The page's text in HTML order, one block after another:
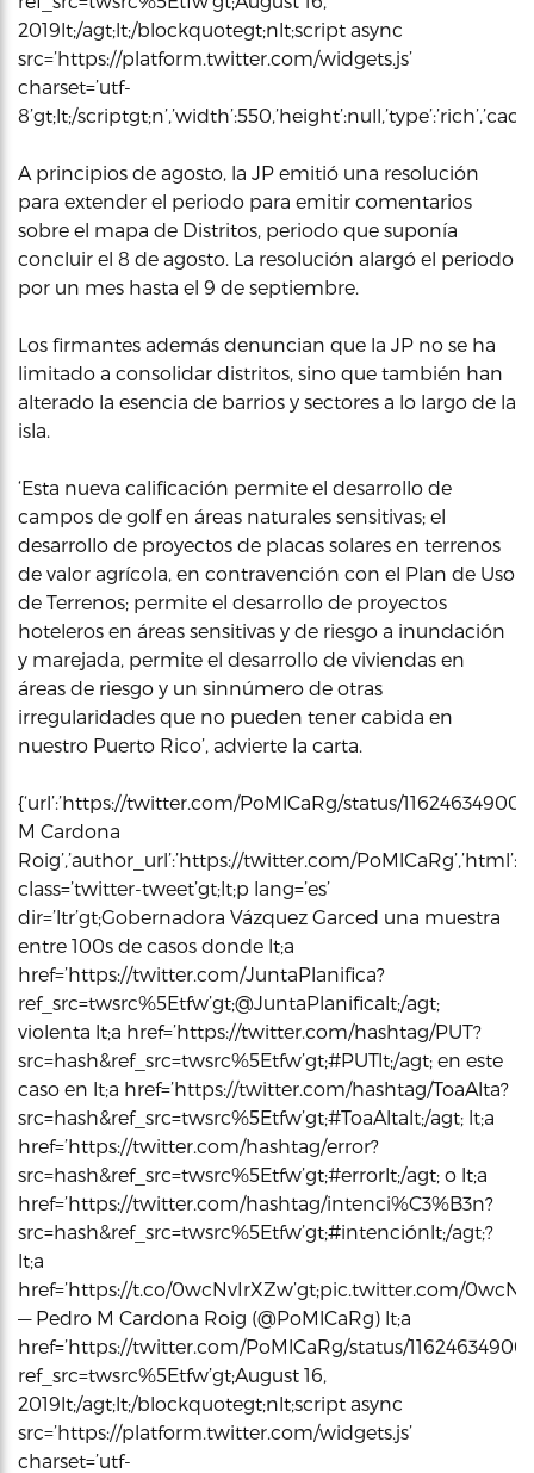
2019lt;/agt;lt;/blockquotegt;nlt;script async
src=’https://platform.twitter.com/widgets.js’
charset=’utf-
8’gt;lt;/
A principios de agosto, la JP emitió una resolución
para extender el periodo para emitir comentarios
sobre el mapa de Distritos, periodo que suponía
concluir el 8 de agosto. La resolución alargó el periodo
por un mes hasta el 9 de septiembre.
Los firmantes además denuncian que la JP no se ha
limitado a consolidar distritos, sino que también han
alterado la esencia de barrios y sectores a lo largo de la
isla.
‘Esta nueva calificación permite el desarrollo de
campos de golf en áreas naturales sensitivas; el
desarrollo de proyectos de placas solares en terrenos
de valor agrícola, en contravención con el Plan de Uso
de Terrenos; permite el desarrollo de proyectos
hoteleros en áreas sensitivas y de riesgo a inundación
y marejada, permite el desarrollo de viviendas en
áreas de riesgo y un sinnúmero de otras
irregularidades que no pueden tener cabida en
nuestro Puerto Rico’, advierte la carta.
{‘url’:’https://twitter.com/PoMlCaRg/status/
M Cardona
Roig’,’author_url’:’https://twitter.com/
class=’twitter-tweet’gt;lt;p lang=’es’
dir=’ltr’gt;Gobernadora Vázquez Garced una muestra
entre 100s de casos donde lt;a
href=’https://twitter.com/JuntaPlanifica?
ref_src=twsrc%5Etfw’gt;@JuntaPlanificalt;/agt;
violenta lt;a href=’https://twitter.com/hashtag/PUT?
src=hash&ref_src=twsrc%5Etfw’gt;#PUTlt;/agt; en este
caso en lt;a href=’https://twitter.com/hashtag/ToaAlta?
src=hash&ref_src=twsrc%5Etfw’gt;#ToaAltalt;/agt; lt;a
href=’https://twitter.com/hashtag/error?
src=hash&ref_src=twsrc%5Etfw’gt;#errorlt;/agt; o lt;a
href=’https://twitter.com/hashtag/intenci%C3%B3n?
src=hash&ref_src=twsrc%5Etfw’gt;#intenciónlt;/agt;?
lt;a
href=’https://t.co/0wcNvIrXZw’gt;pic.twitter.com/
— Pedro M Cardona Roig (@PoMlCaRg) lt;a
href=’https://twitter.com/PoMlCaRg/status/
ref_src=twsrc%5Etfw’gt;August 16,
2019lt;/agt;lt;/blockquotegt;nlt;script async
src=’https://platform.twitter.com/widgets.js’
charset=’utf-